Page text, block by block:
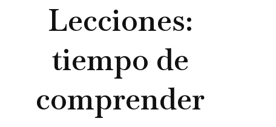
Lecciones:
tiempo de
comprender